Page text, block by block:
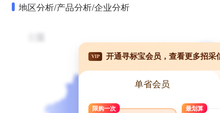
地区分析/产品分析/企业分析
VIP 开通寻标宝会员，查看更多招采
单省会员
限购一次 最划算